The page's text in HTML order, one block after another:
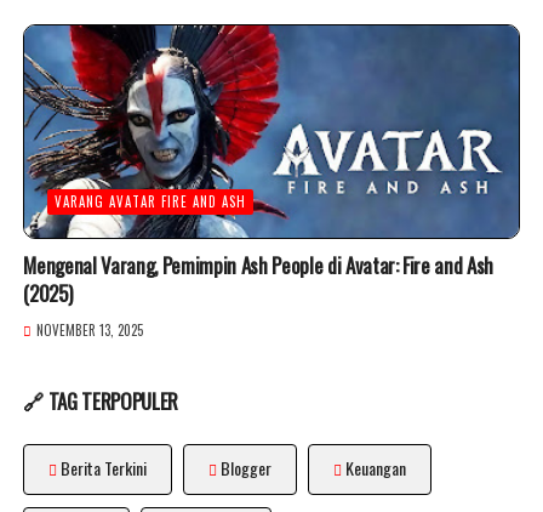
VARANG AVATAR FIRE AND ASH
Mengenal Varang, Pemimpin Ash People di Avatar: Fire and Ash
(2025)
NOVEMBER 13, 2025
🔗 TAG TERPOPULER
Berita Terkini Blogger Keuangan